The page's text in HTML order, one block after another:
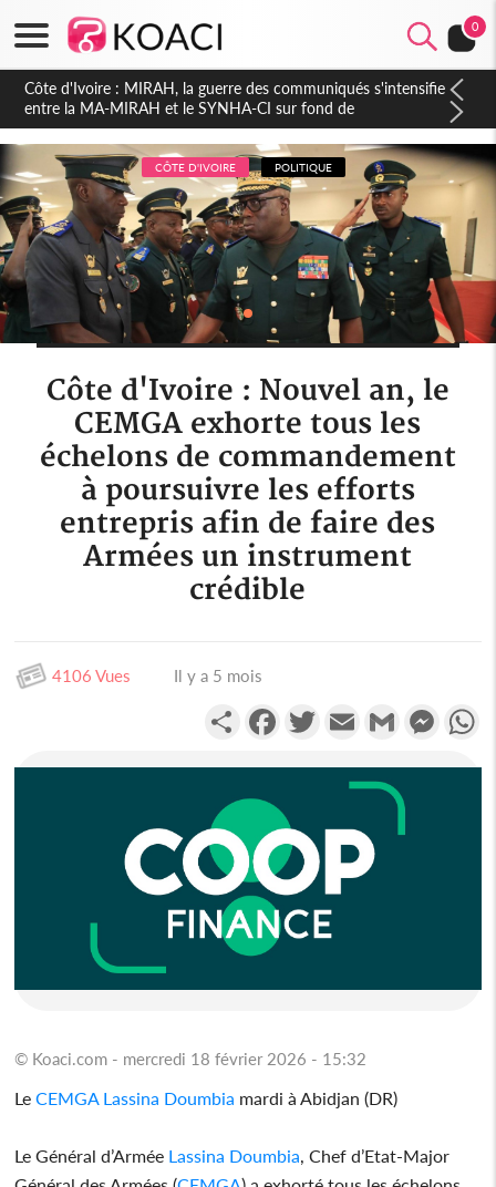
0
Côte d'Ivoire : Indépendance 2026, Thiam plaide pour un
environnement démocratique plus apaisé
CÔTE D'IVOIRE POLITIQUE
Côte d'Ivoire : Nouvel an, le
CEMGA exhorte tous les
échelons de commandement
à poursuivre les efforts
entrepris afin de faire des
Armées un instrument
crédible
4106 Vues Il y a 5 mois
PartagerFacebookTwitterEmail Gmail
© Koaci.com - mercredi 18 février 2026 - 15:32
LeCEMGA Lassina Doumbia mardi à Abidjan (DR)
Le Général d’Armée Lassina Doumbia , Chef d’Etat-Major